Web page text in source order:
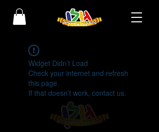
Widget Didn’t Load
Check your internet and refresh
this page.
If that doesn’t work, contact us.